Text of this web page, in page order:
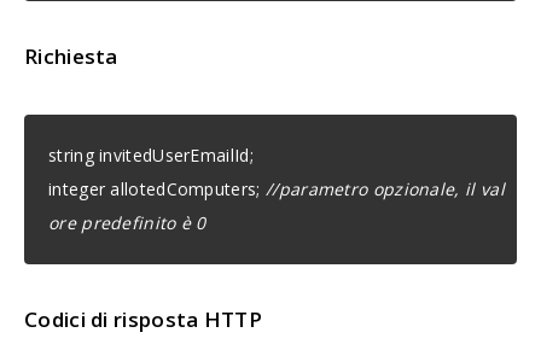
Richiesta
string invitedUserEmailId;
integer allotedComputers; //parametro opzionale, il val
ore predefinito è 0
Codici di risposta HTTP